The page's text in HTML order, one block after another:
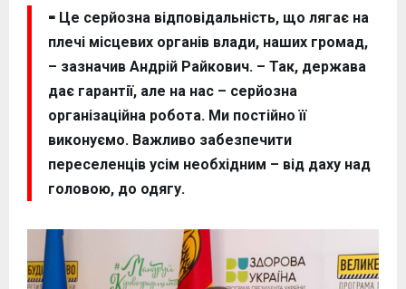
⁃ Це серйозна відповідальність, що лягає на
плечі місцевих органів влади, наших громад,
– зазначив Андрій Райкович. – Так, держава
дає гарантії, але на нас – серйозна
організаційна робота. Ми постійно її
виконуємо. Важливо забезпечити
переселенців усім необхідним – від даху над
головою, до одягу.